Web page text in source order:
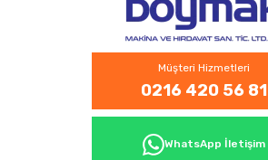
Müşteri Hizmetleri
0216 420 56 81
WhatsApp İletişim